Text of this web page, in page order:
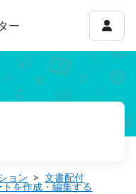
ー アカ
ョン 文書配付
を作成・編集する